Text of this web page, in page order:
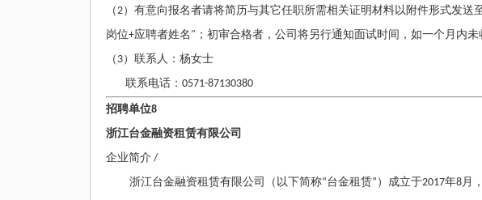
（2）有意向报名者请将简历与其它任职所需相关证明材料以附件形式发送
岗位+应聘者姓名 " ；初审合格者，公司将另行通知面试时间，如一个月内
（ 3）联系人：杨女士
联系电话： 0571-87130380
招聘单位8
浙江台金融资租赁有限公司
企业简介 /
浙江台金融资租赁有限公司（以下简称“台金租赁” ）成立于2017年8月